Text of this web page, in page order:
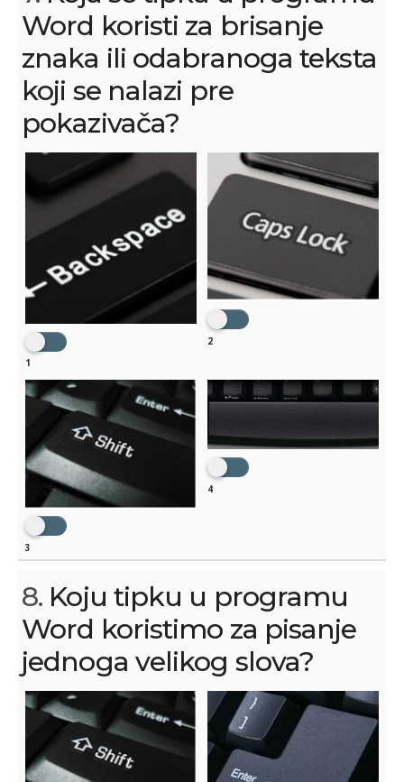
Word koristi za brisanje
znaka ili odabranoga teksta
koji se nalazi pre
pokazivača?
1
2
3
4
8. Koju tipku u programu
Word koristimo za pisanje
jednoga velikog slova?